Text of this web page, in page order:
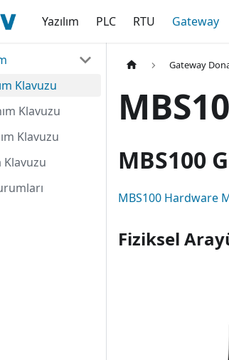
Yazılım PLC RTU Gateway
Klavuzu
Klavuzu
Klavuzu
Klavuzu
Gateway
MBS100
MBS100 Hardware
Fiziksel